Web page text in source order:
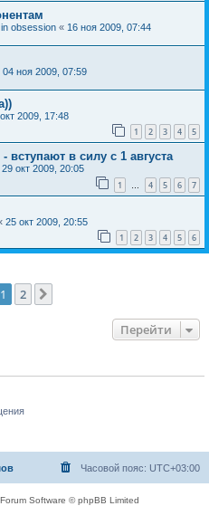
obsession « 16 ноя 2009, 07:44
04 ноя 2009, 07:59
2009, 17:48
1 2 3 4 5
в силу с 1 августа
29 окт 2009, 20:05
1 … 4 5 6 7
25 окт 2009, 20:55
1 2 3 4 5 6
1 2
Перейти
Часовой пояс: UTC+03:00
Software © phpBB Limited